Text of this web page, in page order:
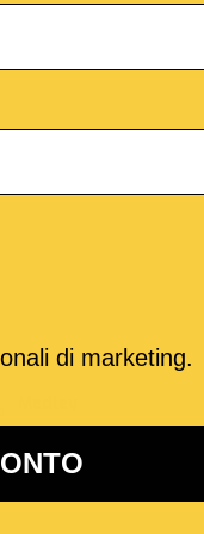
di marketing.